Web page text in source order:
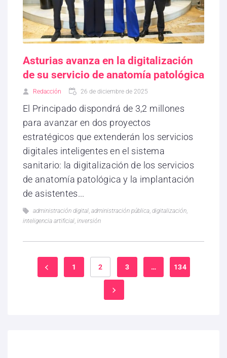
Asturias avanza en la digitalización
de su servicio de anatomía patológica
Redacción 26 de diciembre de 2025
El Principado dispondrá de 3,2 millones
para avanzar en dos proyectos
estratégicos que extenderán los servicios
digitales inteligentes en el sistema
sanitario: la digitalización de los servicios
de anatomía patológica y la implantación
de asistentes...
administración digital, administración pública, digitalización,
inteligencia artificial, inversión
1 2 3 … 134